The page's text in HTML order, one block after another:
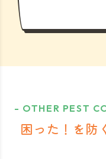
- OTHER PEST
困った！を防